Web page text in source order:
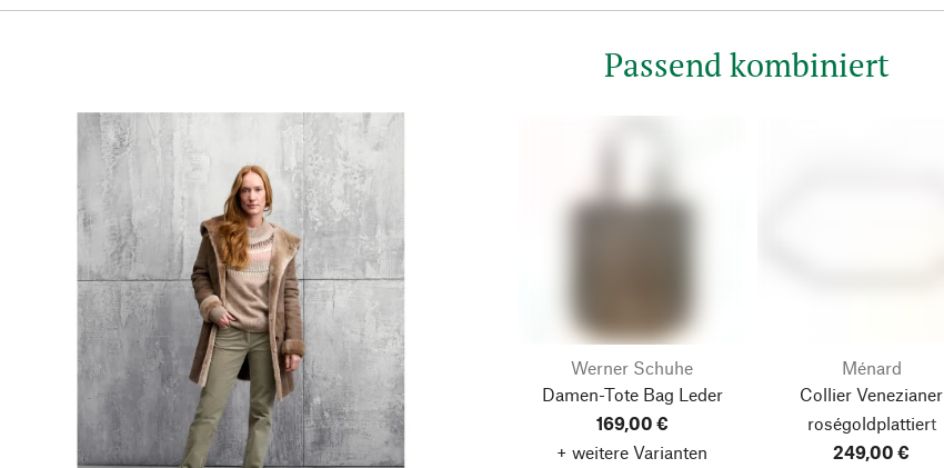
Passend kombiniert
Werner Schuhe
Damen-Tote Bag Leder
169,00 €
+ weitere Varianten
Ménard
Collier Venezianer
roségoldplattiert
249,00 €